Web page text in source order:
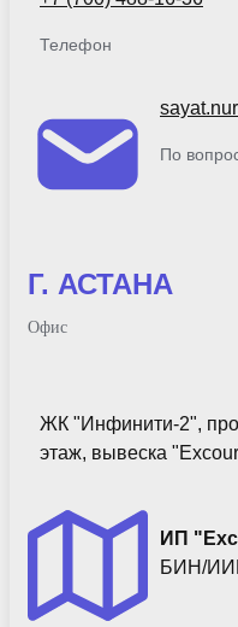
Телефон
По
Г. АСТАНА
Офис
ЖК "Инфинити-2",
этаж, вывеска
ИП
БИН/